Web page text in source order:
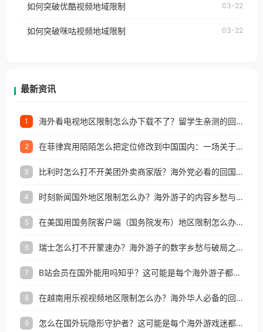
权限制所困扰。
制问题，且仅能在中国大陆地区播放。 遇到这个问题
户收听网易云音乐地区版权限制」的问题，无论人在
如何突破优酷视频地域限制 03-22
如何突破咪咕视频地域限制 03-22
最新资讯
1 海外看电视地区限制怎么办下载不了？留学生亲测的回国加速方案（附2026世界杯观赛技巧）
2 在菲律宾用陌陌怎么把定位修改到中国国内：一场关于归属感与连接的探索
3 比利时怎么打不开美团外卖商家版？海外党必看的回国加速全攻略
4 时刻新闻国外地区限制怎么办？海外游子的内容乡愁与破局之路
5 在美国用国务院客户端（国务院发布）地区限制怎么办？3步解决海外看国内内容难题
6 瑞士怎么打不开蒙速办？海外游子的数字乡愁与破局之路
7 B站会员在国外能用吗知乎？这可能是每个海外游子都问过的问题
8 在越南用乐视视频地区限制怎么办？海外华人必备的回国加速攻略
9 怎么在国外玩隐形守护者？这可能是每个海外游戏迷都问过的问题